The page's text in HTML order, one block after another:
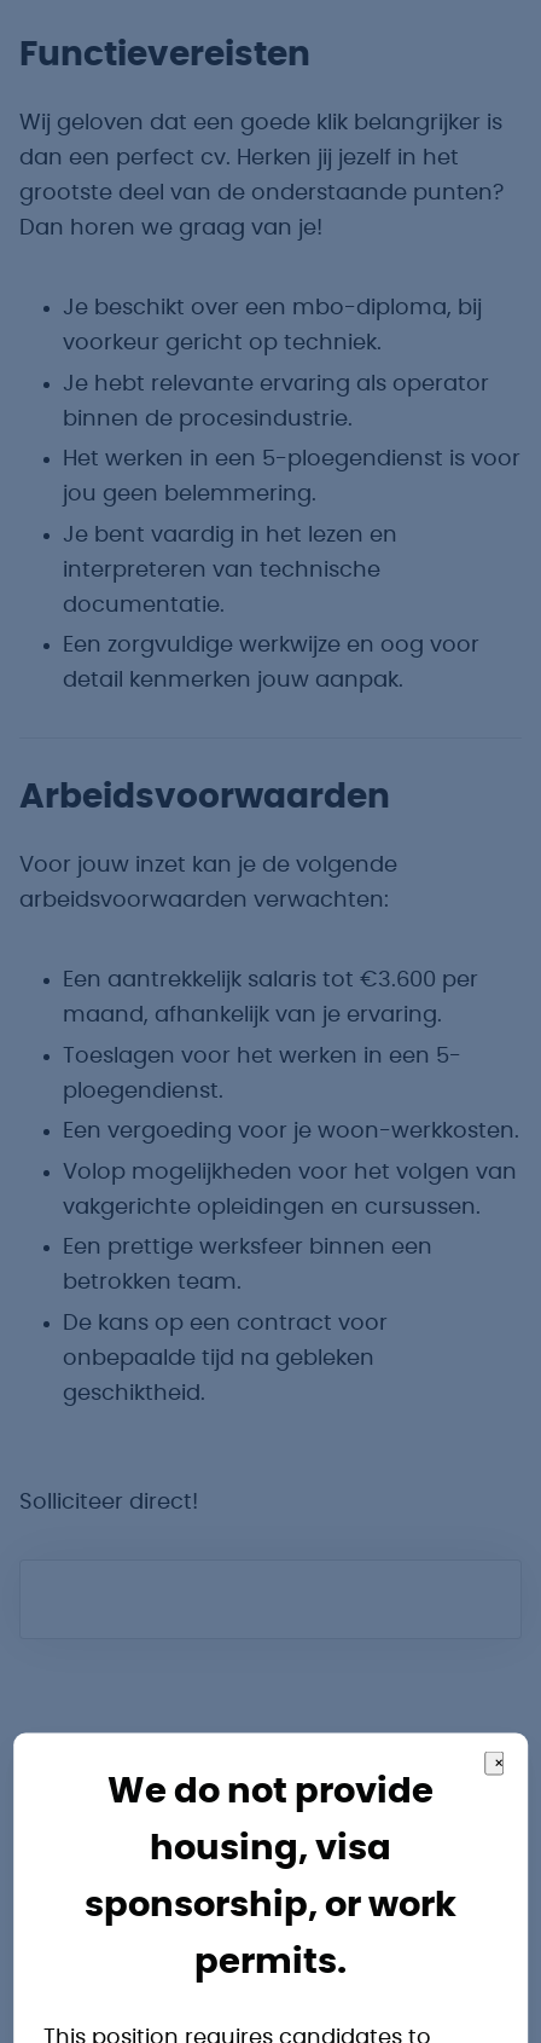
×
We do not provide
housing, visa
sponsorship, or work
permits.
This position requires candidates to
Functievereisten
Wij geloven dat een goede klik belangrijker is
dan een perfect cv. Herken jij jezelf in het
grootste deel van de onderstaande punten?
Dan horen we graag van je!
Je beschikt over een mbo-diploma, bij
voorkeur gericht op techniek.
Je hebt relevante ervaring als operator
binnen de procesindustrie.
Het werken in een 5-ploegendienst is voor
jou geen belemmering.
Je bent vaardig in het lezen en
interpreteren van technische
documentatie.
Een zorgvuldige werkwijze en oog voor
detail kenmerken jouw aanpak.
Arbeidsvoorwaarden
Voor jouw inzet kan je de volgende
arbeidsvoorwaarden verwachten:
Een aantrekkelijk salaris tot €3.600 per
maand, afhankelijk van je ervaring.
Toeslagen voor het werken in een 5-
ploegendienst.
Een vergoeding voor je woon-werkkosten.
Volop mogelijkheden voor het volgen van
vakgerichte opleidingen en cursussen.
Een prettige werksfeer binnen een
betrokken team.
De kans op een contract voor
onbepaalde tijd na gebleken
geschiktheid.
Solliciteer direct!
Andere
interessante
vacatures